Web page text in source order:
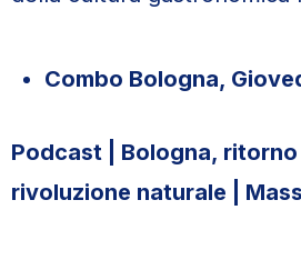
Combo Bologna,
Podcast | Bologna,
rivoluzione naturale |